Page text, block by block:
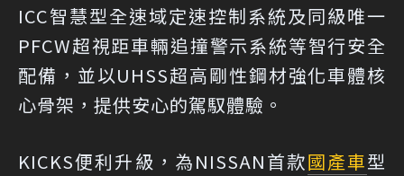
ICC智慧型全速域定速控制系統及同級唯一
PFCW超視距車輛追撞警示系統等智行安全
配備，並以UHSS超高剛性鋼材強化車體核
心骨架，提供安心的駕馭體驗。
KICKS便利升級，為NISSAN首款國產車型